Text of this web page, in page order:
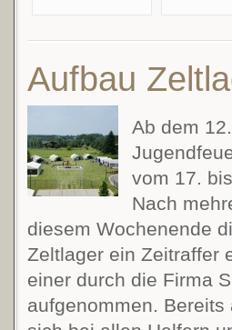
Aufbau
Ab dem
vom 17.
Nach
diesem Wochenende
Zeltlager ein Zeitraffer
einer durch die Firma
aufgenommen.